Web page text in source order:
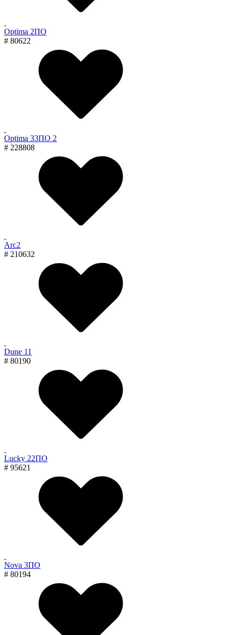
Optima 2ПО
# 80622
Optima 33ПО 2
# 228808
Arc2
# 210632
Dune 11
# 80190
Lucky 22ПО
# 95621
Nova 3ПО
# 80194